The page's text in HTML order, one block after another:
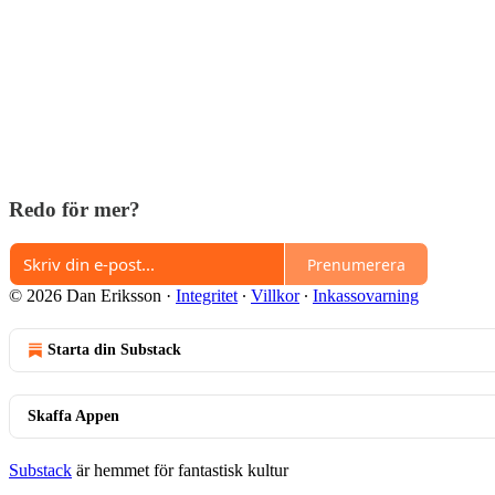
Redo för mer?
Prenumerera
© 2026 Dan Eriksson · Integritet∙ Villkor∙ Inkassovarning
Starta din Substack
Skaffa Appen
Substack är hemmet för fantastisk kultur